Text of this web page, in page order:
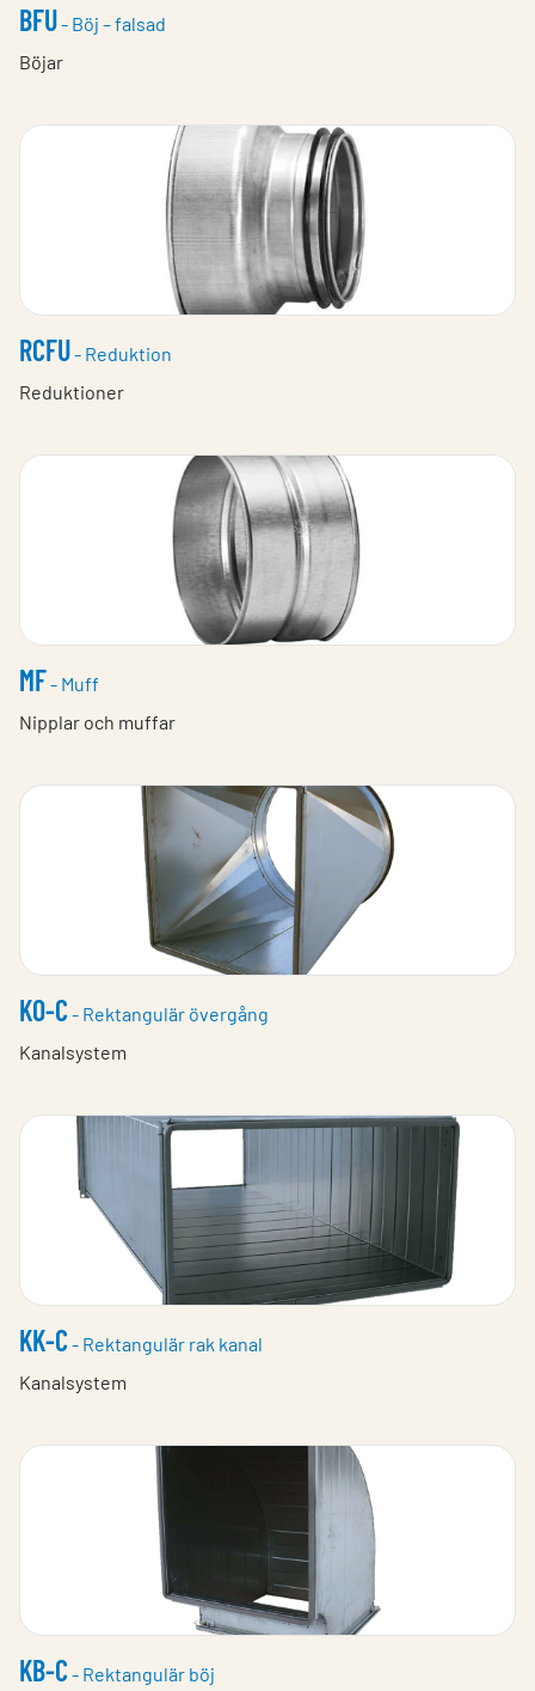
BFU- Böj – falsad
Böjar
RCFU- Reduktion
Reduktioner
MF- Muff
Nipplar och muffar
KO-C - Rektangulär övergång
Kanalsystem
KK-C - Rektangulär rak kanal
Kanalsystem
KB-C - Rektangulär böj